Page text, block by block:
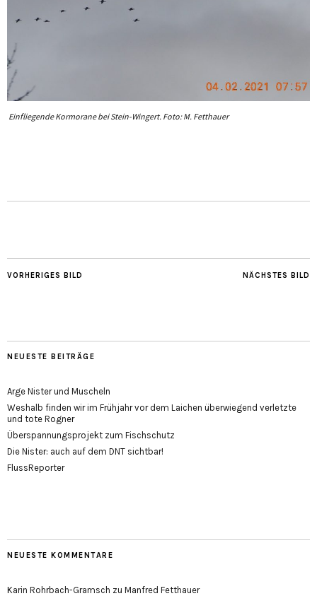
Einfliegende Kormorane bei Stein-Wingert. Foto: M. Fetthauer
NÄCHSTES BILD
VORHERIGES BILD
NEUESTE BEITRÄGE
Arge Nister und Muscheln
Weshalb finden wir im Frühjahr vor dem Laichen überwiegend verletzte
und tote Rogner
Überspannungsprojekt zum Fischschutz
Die Nister: auch auf dem DNT sichtbar!
FlussReporter
NEUESTE KOMMENTARE
Karin Rohrbach-Gramsch zu Manfred Fetthauer